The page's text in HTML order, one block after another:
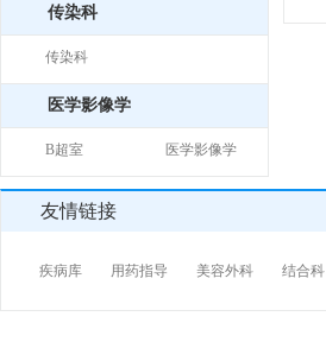
传染科
传染科
医学影像学
B超室 医学影像学
友情链接
疾病库 用药指导 美容外科 结合科